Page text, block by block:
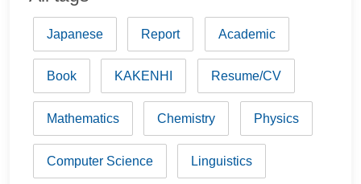
Japanese Report Academic
Book KAKENHI Resume/CV
Mathematics Chemistry Physics
Computer Science Linguistics